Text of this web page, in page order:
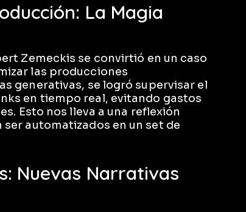
La Magia
Zemeckis se convirtió en un caso
las producciones
generativas, se logró supervisar el
en tiempo real, evitando gastos
Esto nos lleva a una reflexión
automatizados en un set de
Nuevas Narrativas